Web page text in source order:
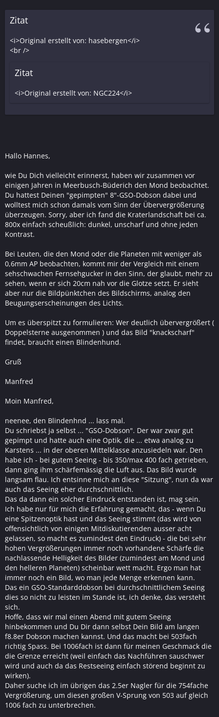
Zitat
<i>Original erstellt von: hasebergen</i>
<br />
Zitat
<i>Original erstellt von: NGC224</i>
Hallo Hannes,
wie Du Dich vielleicht erinnerst, haben wir zusammen vor
einigen Jahren in Meerbusch-Büderich den Mond beobachtet.
Du hattest Deinen "gepimpten" 8"-GSO-Dobson dabei und
wolltest mich schon damals vom Sinn der Übervergrößerung
überzeugen. Sorry, aber ich fand die Kraterlandschaft bei ca.
800x einfach scheußlich: dunkel, unscharf und ohne jeden
Kontrast.
Bei Leuten, die den Mond oder die Planeten mit weniger als
0,6mm AP beobachten, kommt mir der Vergleich mit einem
sehschwachen Fernsehgucker in den Sinn, der glaubt, mehr zu
sehen, wenn er sich 20cm nah vor die Glotze setzt. Er sieht
aber nur die Bildpünktchen des Bildschirms, analog den
Beugungserscheinungen des Lichts.
Um es überspitzt zu formulieren: Wer deutlich übervergrößert (
Doppelsterne ausgenommen ) und das Bild "knackscharf"
findet, braucht einen Blindenhund.
Gruß
Manfred
Moin Manfred,
neenee, den Blindenhnd ... lass mal.
Du schriebst ja selbst ... "GSO-Dobson". Der war zwar gut
gepimpt und hatte auch eine Optik, die ... etwa analog zu
Karstens ... in der oberen Mittelklasse anzusiedeln war. Den
habe ich - bei gutem Seeing - bis 350/max 400 fach getrieben,
dann ging ihm schärfemässig die Luft aus. Das Bild wurde
langsam flau. Ich entsinne mich an diese "Sitzung", nun da war
auch das Seeing eher durchschnittlich.
Das da dann ein solcher Eindruck entstanden ist, mag sein.
Ich habe nur für mich die Erfahrung gemacht, das - wenn Du
eine Spitzenoptik hast und das Seeing stimmt (das wird von
offensichtlich von einigen Mitdiskutierenden ausser acht
gelassen, so macht es zumindest den Eindruck) - die bei sehr
hohen Vergrößerungen immer noch vorhandene Schärfe die
nachlassende Helligkeit des Bilder (zumindest am Mond und
den helleren Planeten) scheinbar wett macht. Ergo man hat
immer noch ein Bild, wo man jede Menge erkennen kann.
Das ein GSO-Standarddobson bei durchschnittlichem Seeing
dies so nicht zu leisten im Stande ist, ich denke, das versteht
sich.
Hoffe, dass wir mal einen Abend mit gutem Seeing
hinbekommen und Du Dir dann selbst Dein Bild am langen
f8.8er Dobson machen kannst. Und das macht bei 503fach
richtig Spass. Bei 1006fach ist dann für meinen Geschmack die
die Grenze erreicht (weil einfach das Nachführen sauschwer
wird und auch da das Restseeing einfach störend beginnt zu
wirken).
Daher suche ich im übrigen das 2.5er Nagler für die 754fache
Vergrößerung, um diesen großen V-Sprung von 503 auf gleich
1006 fach zu unterbrechen.